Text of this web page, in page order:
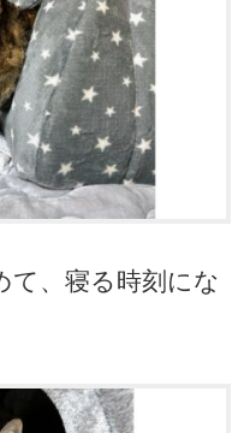
て、寝る時刻にな